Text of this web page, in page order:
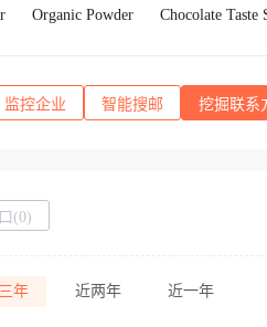
Organic Powder
Chocolate Taste
监控企业 智能搜邮 挖掘联系
(0)
年 近两年 近一年